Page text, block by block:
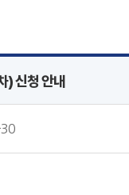
신청 안내